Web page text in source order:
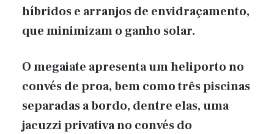
híbridos e arranjos de envidraçamento,
que minimizam o ganho solar.
O megaiate apresenta um heliporto no
convés de proa, bem como três piscinas
separadas a bordo, dentre elas, uma
jacuzzi privativa no convés do